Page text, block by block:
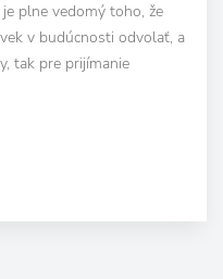
plne vedomý toho, že
v budúcnosti odvolať, a
tak pre prijímanie